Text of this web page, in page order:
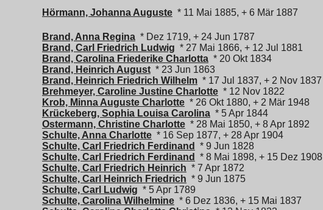
Hörmann, Johanna Auguste * 11 Mai 1885, + 6 Mär 1887
Brand, Anna Regina * Dez 1719, + 24 Jun 1787
Brand, Carl Friedrich Ludwig * 27 Mai 1866, + 12 Jul 1881
Brand, Carolina Friederike Charlotta * 20 Okt 1834
Brand, Heinrich August * 23 Jun 1863
Brand, Heinrich Friedrich Wilhelm * 17 Jul 1837, + 2 Nov 1837
Brehmeyer, Caroline Justine Charlotte * 12 Nov 1822
Krob, Minna Auguste Charlotte * 26 Okt 1880, + 2 Mär 1948
Krückeberg, Sophia Louisa Carolina * 5 Apr 1844
Ostermann, Christine Charlotte * 28 Mai 1850, + 8 Apr 1892
Schulte, Anna Charlotte * 16 Sep 1877, + 28 Apr 1904
Schulte, Carl Friedrich Ferdinand
* 9 Jun 1828
Schulte, Carl Friedrich Ferdinand
* 8 Mai 1898, + 15 Dez 1908
Schulte, Carl Friedrich Heinrich * 7 Apr 1872
Schulte, Carl Heinrich Friedrich * 9 Jun 1875
Schulte, Carl Ludwig * 5 Apr 1789
Schulte, Carolina Wilhelmine * 6 Dez 1836, + 15 Mai 1837